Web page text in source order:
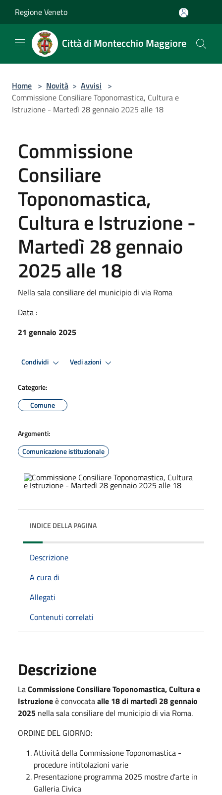
Regione Veneto
Città di Montecchio Maggiore
Home > Novità > Avvisi >
Commissione Consiliare Toponomastica, Cultura e
Istruzione - Martedì 28 gennaio 2025 alle 18
Commissione
Consiliare
Toponomastica,
Cultura e Istruzione -
Martedì 28 gennaio
2025 alle 18
Nella sala consiliare del municipio di via Roma
Data :
21 gennaio 2025
Condividi Vedi azioni
Categorie:
Comune
Argomenti:
Comunicazione istituzionale
INDICE DELLA PAGINA
Descrizione
A cura di
Allegati
Contenuti correlati
Descrizione
LaCommissione Consiliare Toponomastica, Cultura e
Istruzioneè convocataalle 18 di martedì 28 gennaio
2025 nella sala consiliare del municipio di via Roma.
ORDINE DEL GIORNO:
Attività della Commissione Toponomastica -
procedure intitolazioni varie
Presentazione programma 2025 mostre d'arte in
Galleria Civica